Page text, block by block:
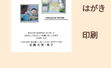
はがき
印刷